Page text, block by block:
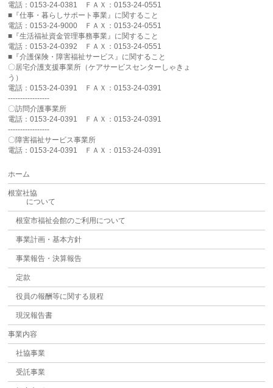
電話：0153-24-0381 ＦＡＸ：0153-24-0551
■『仕事・暮らしサポート事業』に関すること
電話：0153-24-9000 ＦＡＸ：0153-24-0551
■『生活福祉資金管理事務事業』に関すること
電話：0153-24-0392 ＦＡＸ：0153-24-0551
■『介護保険・障害福祉サービス』に関すること
〇居宅介護支援事業所（ケアサービスセンターしゃきょ
う）
電話：0153-24-0391 ＦＡＸ：0153-24-0391
-----------------
〇訪問介護事業所
電話：0153-24-0391 ＦＡＸ：0153-24-0391
-----------------
〇障害福祉サービス事業所
電話：0153-24-0391 ＦＡＸ：0153-24-0391
ホーム
根室社協
について
根室市福祉会館のご利用について
事業計画・基本方針
事業報告・決算報告
定款
役員の報酬等に関する規程
現況報告書
事業内容
社協事業
受託事業